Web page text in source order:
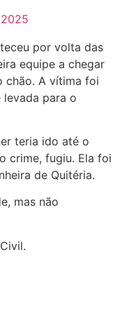
por volta das
equipe a chegar
chão. A vítima foi
para o
teria ido até o
crime, fugiu. Ela foi
de Quitéria.
mas não